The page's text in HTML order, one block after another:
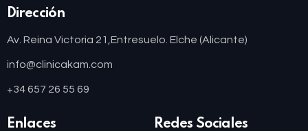
Dirección
Av. Reina Victoria 21,Entresuelo. Elche (Alicante)
info@clinicakam.com
+34 657 26 55 69
Enlaces Redes Sociales